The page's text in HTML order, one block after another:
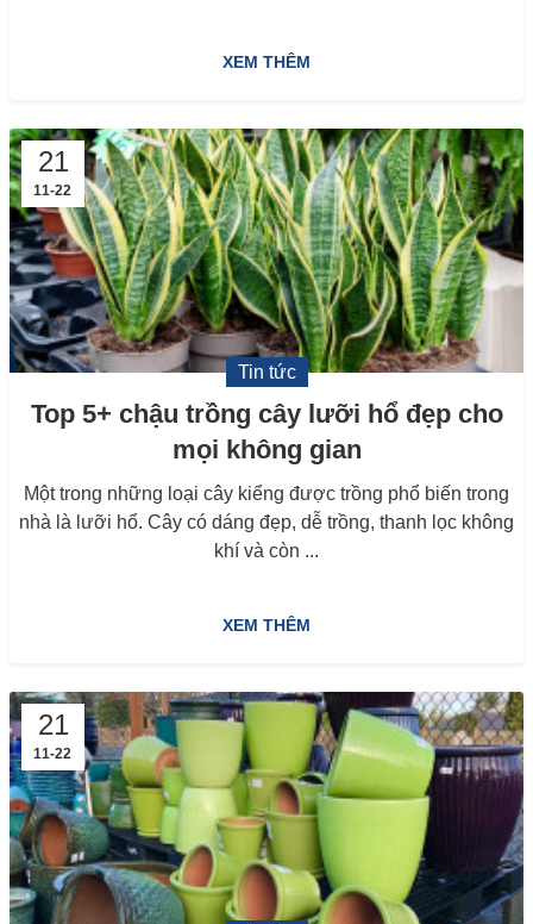
XEM THÊM
21
11-22
Tin tức
Top 5+ chậu trồng cây lưỡi hổ đẹp cho
mọi không gian
Một trong những loại cây kiểng được trồng phổ biến trong
nhà là lưỡi hổ. Cây có dáng đẹp, dễ trồng, thanh lọc không
khí và còn ...
XEM THÊM
21
11-22